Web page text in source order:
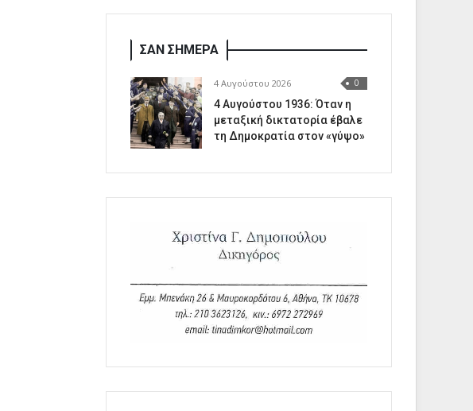
ΣΑΝ ΣΗΜΕΡΑ
4 Αυγούστου 2026 0
4 Αυγούστου 1936: Όταν η
μεταξική δικτατορία έβαλε
τη Δημοκρατία στον «γύψο»